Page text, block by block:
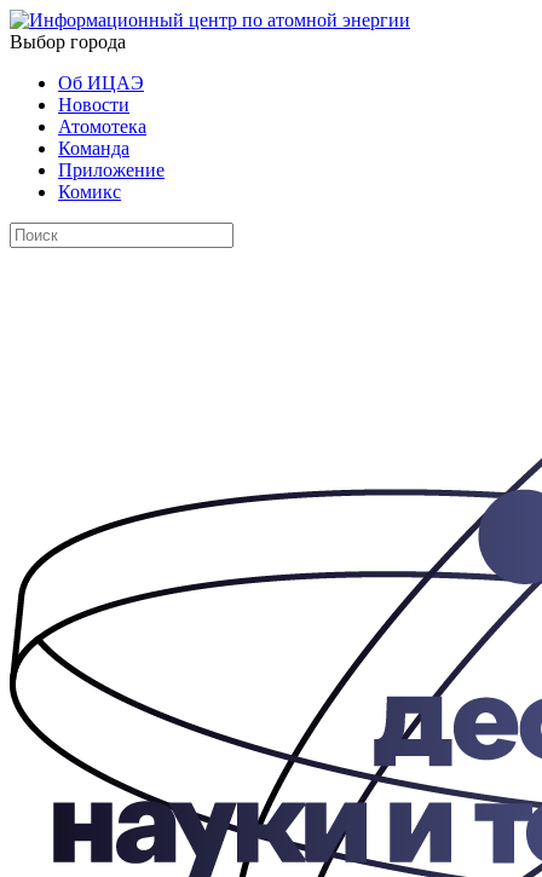
Выбор города
Об ИЦАЭ
Новости
Атомотека
Команда
Приложение
Комикс